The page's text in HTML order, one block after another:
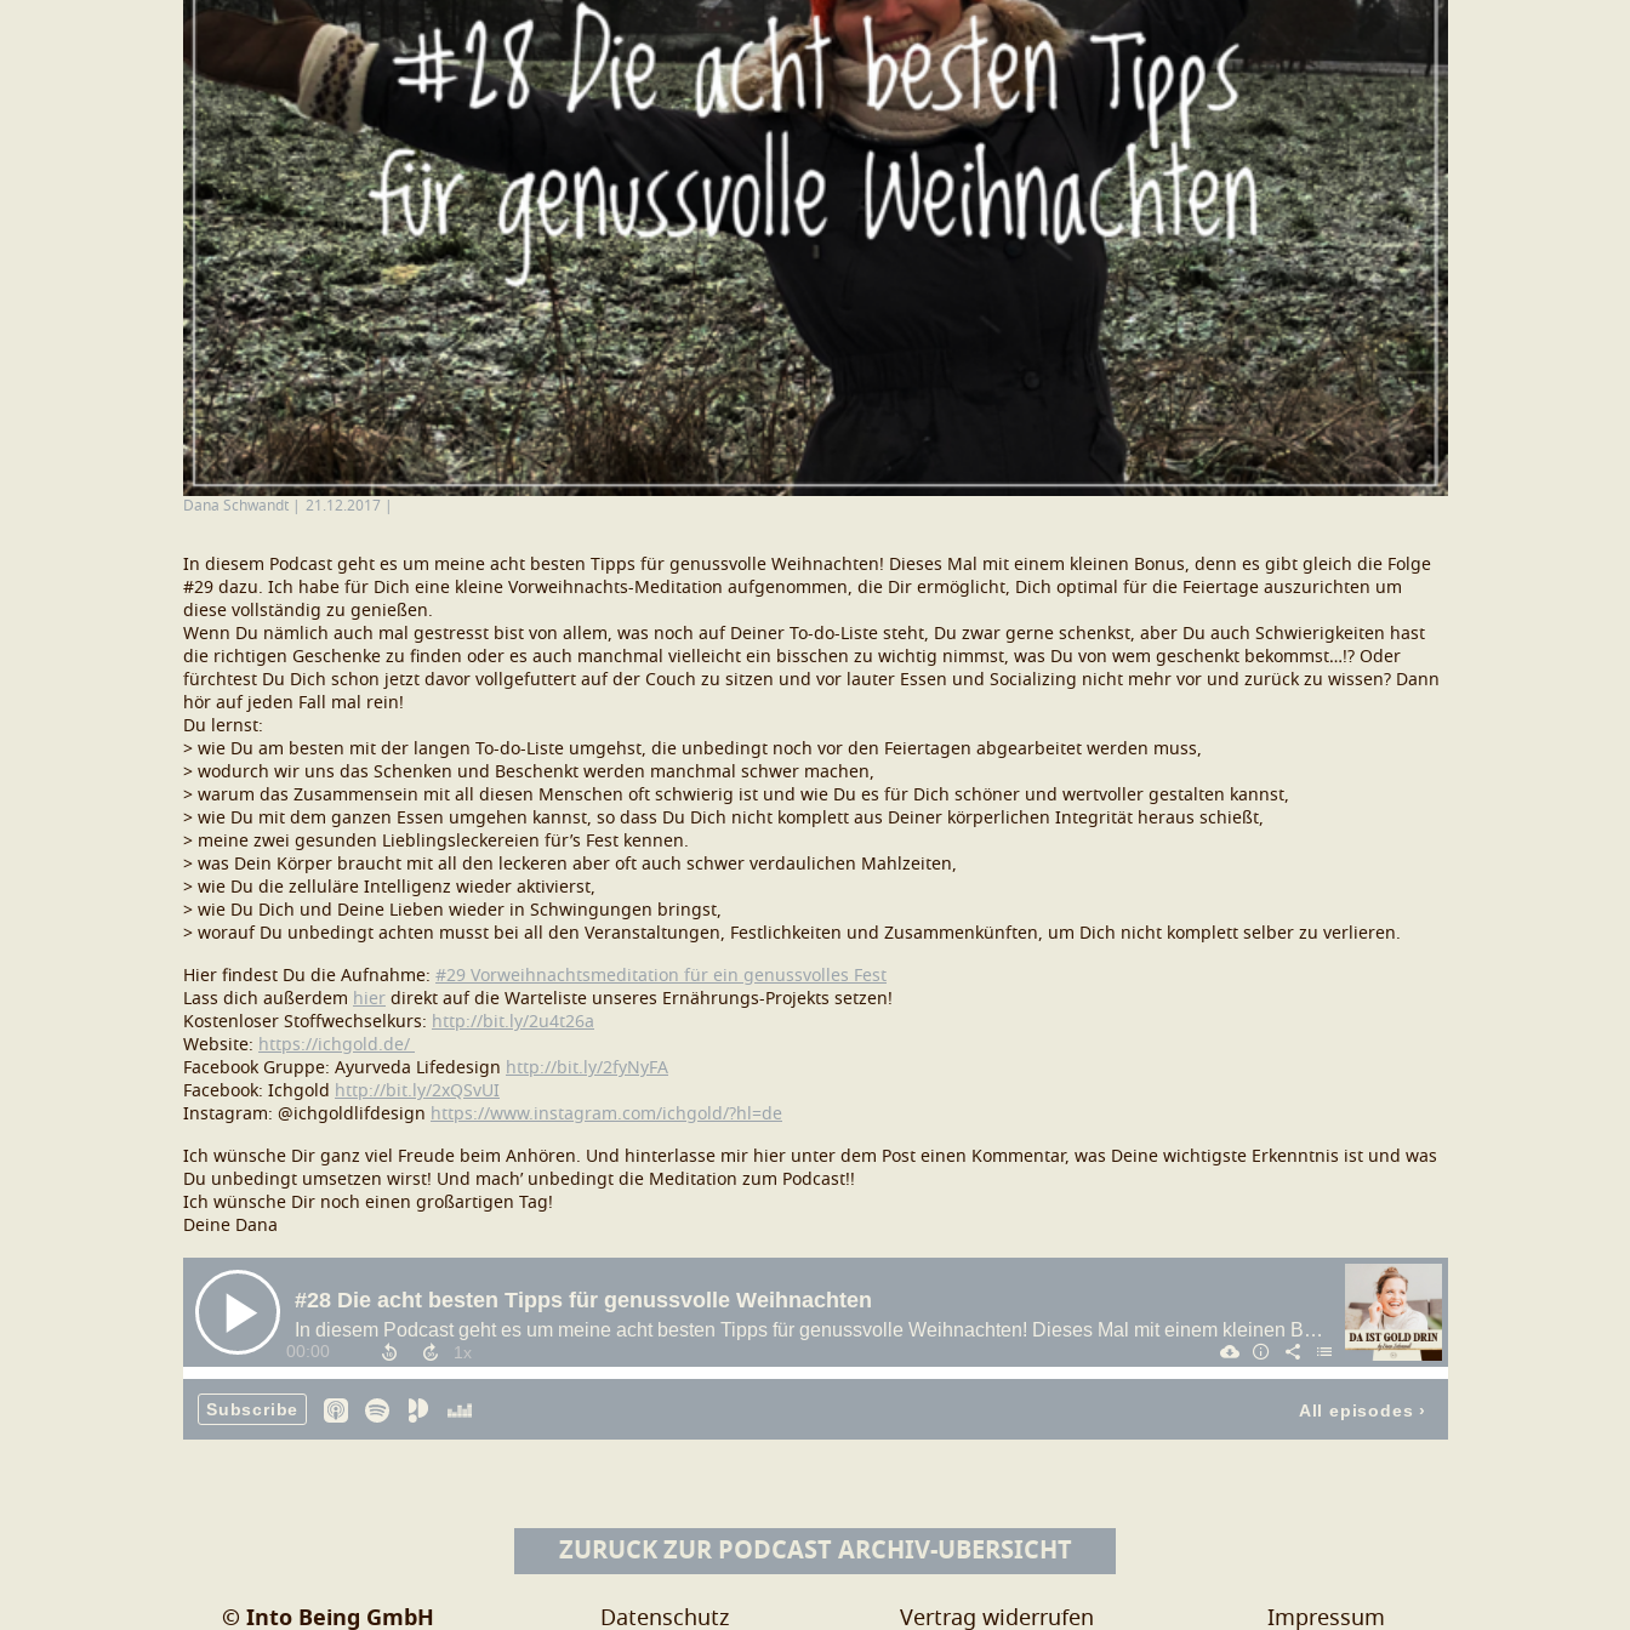
Dana Schwandt 21.12.2017
In diesem Podcast geht es um meine acht besten Tipps für genussvolle Weihnachten! Dieses Mal mit einem kleinen Bonus, denn es gibt gleich die Folge
#29 dazu. Ich habe für Dich eine kleine Vorweihnachts-Meditation aufgenommen, die Dir ermöglicht, Dich optimal für die Feiertage auszurichten um
diese vollständig zu genießen.
Wenn Du nämlich auch mal gestresst bist von allem, was noch auf Deiner To-do-Liste steht, Du zwar gerne schenkst, aber Du auch Schwierigkeiten hast
die richtigen Geschenke zu finden oder es auch manchmal vielleicht ein bisschen zu wichtig nimmst, was Du von wem geschenkt bekommst…!? Oder
fürchtest Du Dich schon jetzt davor vollgefuttert auf der Couch zu sitzen und vor lauter Essen und Socializing nicht mehr vor und zurück zu wissen? Dann
hör auf jeden Fall mal rein!
Du lernst:
> wie Du am besten mit der langen To-do-Liste umgehst, die unbedingt noch vor den Feiertagen abgearbeitet werden muss,
> wodurch wir uns das Schenken und Beschenkt werden manchmal schwer machen,
> warum das Zusammensein mit all diesen Menschen oft schwierig ist und wie Du es für Dich schöner und wertvoller gestalten kannst,
> wie Du mit dem ganzen Essen umgehen kannst, so dass Du Dich nicht komplett aus Deiner körperlichen Integrität heraus schießt,
> meine zwei gesunden Lieblingsleckereien für’s Fest kennen.
> was Dein Körper braucht mit all den leckeren aber oft auch schwer verdaulichen Mahlzeiten,
> wie Du die zelluläre Intelligenz wieder aktivierst,
> wie Du Dich und Deine Lieben wieder in Schwingungen bringst,
> worauf Du unbedingt achten musst bei all den Veranstaltungen, Festlichkeiten und Zusammenkünften, um Dich nicht komplett selber zu verlieren.
Hier findest Du die Aufnahme: #29 Vorweihnachtsmeditation für ein genussvolles Fest
Lass dich außerdem hier direkt auf die Warteliste unseres Ernährungs-Projekts setzen!
Kostenloser Stoffwechselkurs: http://bit.ly/2u4t26a
Website: https://ichgold.de/
Facebook Gruppe: Ayurveda Lifedesign http://bit.ly/2fyNyFA
Facebook: Ichgold http://bit.ly/2xQSvUI
Instagram: @ichgoldlifdesign https://www.instagram.com/ichgold/?hl=de
Ich wünsche Dir ganz viel Freude beim Anhören. Und hinterlasse mir hier unter dem Post einen Kommentar, was Deine wichtigste Erkenntnis ist und was
Du unbedingt umsetzen wirst! Und mach’ unbedingt die Meditation zum Podcast!!
Ich wünsche Dir noch einen großartigen Tag!
Deine Dana
ZURÜCK ZUR PODCAST ARCHIV-ÜBERSICHT
© Into Being GmbH Datenschutz Impressum
Vertrag widerrufen